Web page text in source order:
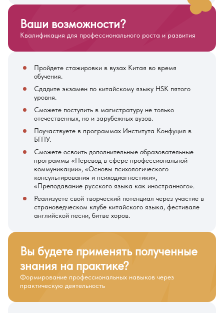
Пройдете стажировки в вузах Китая во время
обучения.
Сдадите экзамен по китайскому языку HSK пятого
уровня.
Сможете поступить в магистратуру не только
отечественных, но и зарубежных вузов.
Поучаствуете в программах Института Конфуция в
БГПУ.
Сможете освоить дополнительные образовательные
программы «Перевод в сфере профессиональной
коммуникации», «Основы психологического
консультирования и психодиагностики»,
«Преподавание русского языка как иностранного».
Реализуете свой творческий потенциал через участие в
страноведческом клубе китайского языка, фестивале
английской песни, битве хоров.
Ваши возможности?
Квалификация для профессионального роста и развития
Вы будете применять полученные
знания на практике?
Формирование профессиональных навыков через
практическую деятельность